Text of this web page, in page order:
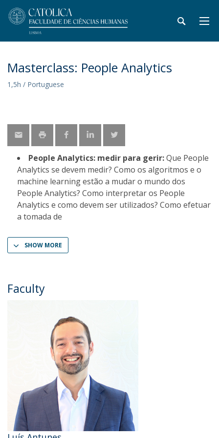
Masterclass: People Analytics
1,5h / Portuguese
People Analytics: medir para gerir:Que People
Analytics se devem medir? Como os algoritmos e o
machine learning estão a mudar o mundo dos
People Analytics? Como interpretar os People
Analytics e como devem ser utilizados? Como efetuar
a tomada de
SHOW MORE
Faculty